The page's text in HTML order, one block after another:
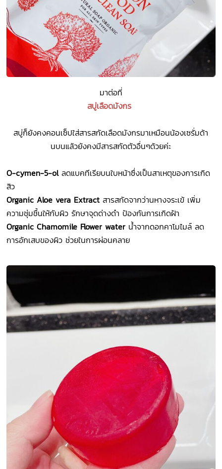
มาต่อที่
สบู่เลือดมังกร
สบู่ก็ยังคงคอนเซ็ปใส่สารสกัดเลือดมังกรมาเหมือนน้องเซรั่มด้า
นบนแล้วยังคงมีสารสกัดตัวอื่นๆด้วยค่ะ
O-cymen-5-olลดแบคทีเรียบนใบหน้าซึ่งเป็นสาเหตุของการเกิด
สิว
Organic Aloe vera Extract สารสกัดจากว่านหางจระเข้ เพิ่ม
ความชุ่มชื้นให้กับผิว รักษาจุดด่างดํา ป้องกันการเกิดฝ้า
Organic Chamomile Flower water น้ําจากดอกคาโมไมล์ ลด
การอักเสบของผิว ช่วยในการผ่อนคลาย